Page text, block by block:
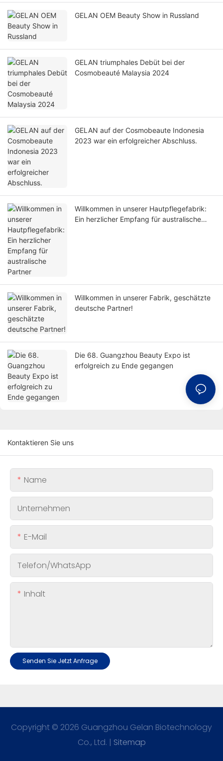
GELAN OEM Beauty Show in Russland
GELAN triumphales Debüt bei der
Cosmobeauté Malaysia 2024
GELAN auf der Cosmobeaute Indonesia
2023 war ein erfolgreicher Abschluss.
Willkommen in unserer Hautpflegefabrik:
Ein herzlicher Empfang für australische
Willkommen in unserer Fabrik, geschätzte
deutsche Partner!
Die 68. Guangzhou Beauty Expo ist
erfolgreich zu Ende gegangen
Kontaktieren Sie uns
Name
Unternehmen
E-Mail
Telefon/WhatsApp
Inhalt
Senden Sie Jetzt Anfrage
Copyright © 2026 Guangzhou Gelan Biotechnology
Co., Ltd. | Sitemap